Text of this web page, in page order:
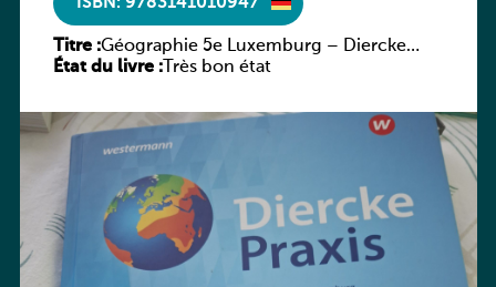
Titre :Géographie 5e Luxemburg – Diercke
Praxis
État du livre :Très bon état